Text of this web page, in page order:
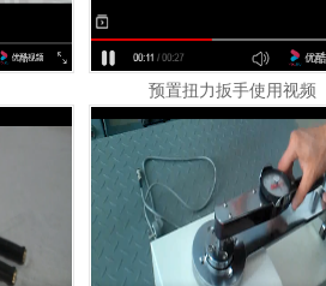
预置扭力扳手使用视频